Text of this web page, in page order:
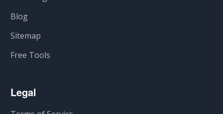
Blog
Sitemap
Free Tools
Legal